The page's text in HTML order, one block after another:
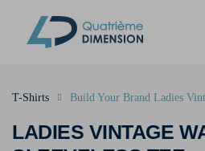
LADIES VINTAGE
T-Shirts Build Your Brand Ladies